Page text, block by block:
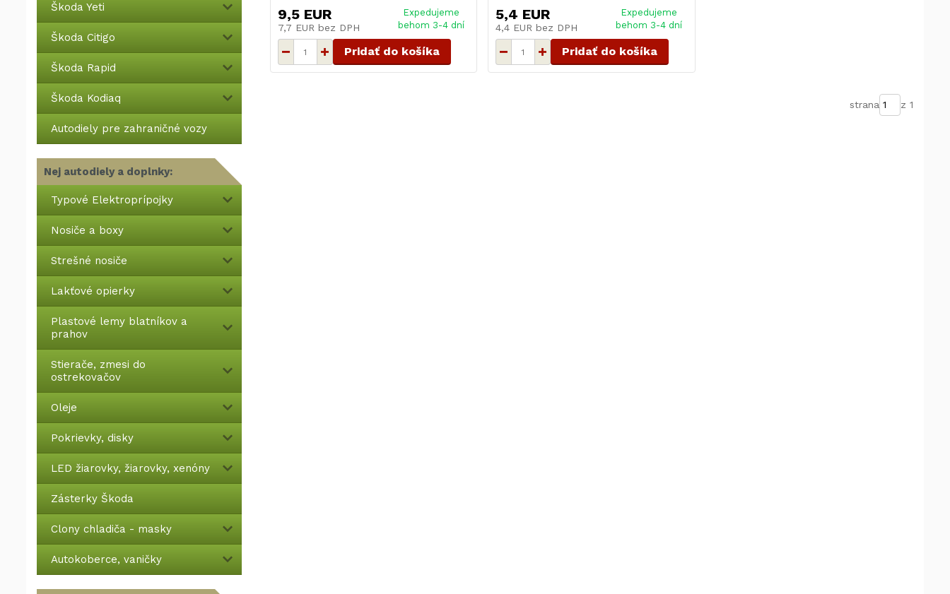
Škoda Yeti
Škoda Citigo
Škoda Rapid
Škoda Kodiaq
Autodiely pre zahraničné vozy
Nej autodiely a doplnky:
Typové Elektroprípojky
Nosiče a boxy
Strešné nosiče
Lakťové opierky
Plastové lemy blatníkov a
prahov
Stierače, zmesi do
ostrekovačov
Oleje
Pokrievky, disky
LED žiarovky, žiarovky, xenóny
Zásterky Škoda
Clony chladiča - masky
Autokoberce, vaničky
9,5 EUR
7,7 EUR bez DPH
Expedujeme
behom 3-4 dní
Pridať do košíka
5,4 EUR
4,4 EUR bez DPH
Expedujeme
behom 3-4 dní
Pridať do košíka
strana z 1